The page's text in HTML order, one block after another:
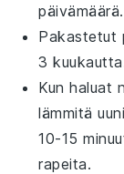
päivämäärä.
Pakastetut
3
Kun haluat
lämmitä
10-15
rapeita.